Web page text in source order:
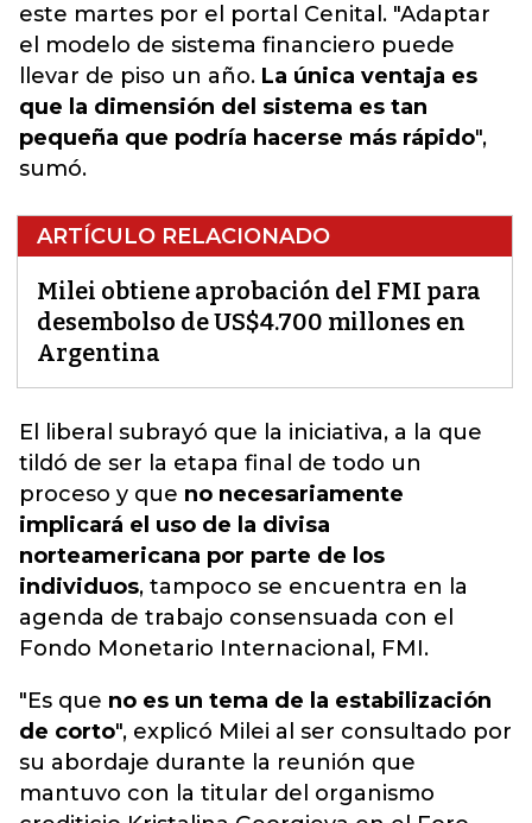
este martes por el portal Cenital. "Adaptar
el modelo de sistema financiero puede
llevar de piso un año. La única ventaja es
que la dimensión del sistema es tan
pequeña que podría hacerse más rápido",
sumó.
ARTÍCULO RELACIONADO
Milei obtiene aprobación del FMI para
desembolso de US$4.700 millones en
Argentina
El liberal subrayó que la iniciativa, a la que
tildó de ser la etapa final de todo un
proceso y que no necesariamente
implicará el uso de la divisa
norteamericana por parte de los
individuos, tampoco se encuentra en la
agenda de trabajo consensuada con el
Fondo Monetario Internacional, FMI.
"Es que no es un tema de la estabilización
de corto", explicó Milei al ser consultado por
su abordaje durante la reunión que
mantuvo con la titular del organismo